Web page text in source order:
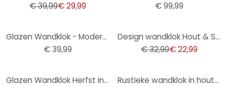
€ 39,99€ 29,99
€ 99,99
Glazen Wandklok - Modern 02
€ 39,99
Design wandklok Hout & Staal met walnoot hout look en Romeinse cijfers Ø40 cm
€ 32,99€ 22,99
Glazen Wandklok Herfst in de Bergen
Rustieke wandklok in hout-metaallook met vintage cijfers geruisloos Ø50cm